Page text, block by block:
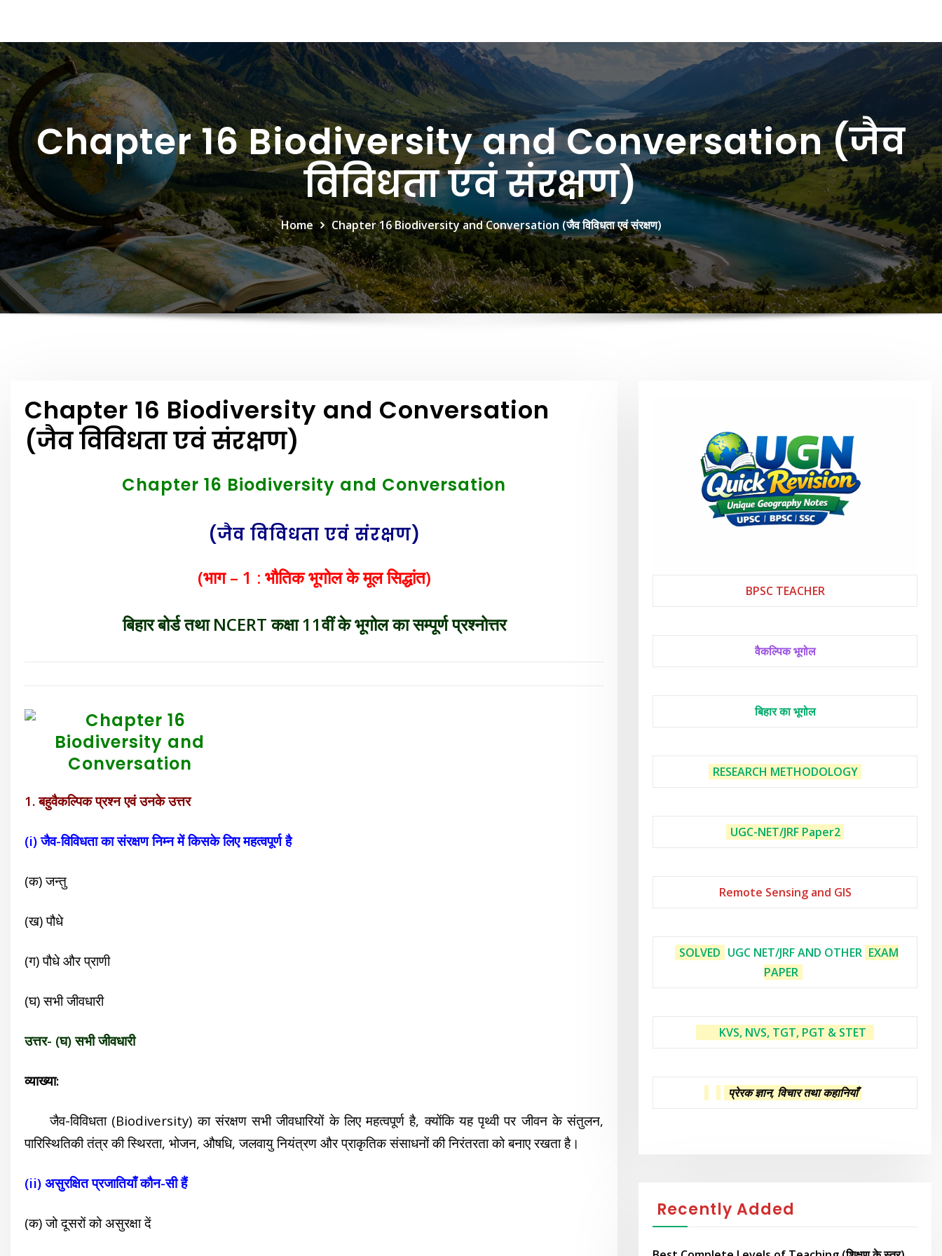
Chapter 16 Biodiversity and Conversation (जैव
विविधता एवं संरक्षण)
Home Chapter 16 Biodiversity and Conversation (जैव विविधता एवं संरक्षण)
Chapter 16 Biodiversity and Conversation
(जैव विविधता एवं संरक्षण)
Chapter 16 Biodiversity and Conversation
(जैव विविधता एवं संरक्षण)
(भाग – 1 : भौतिक भूगोल के मूल सिद्धांत)
बिहार बोर्ड तथा NCERT कक्षा 11वीं के भूगोल का सम्पूर्ण प्रश्नोत्तर
1. बहुवैकल्पिक प्रश्न एवं उनके उत्तर
(i) जैव-विविधता का संरक्षण निम्न में किसके लिए महत्वपूर्ण है
(क) जन्तु
(ख) पौधे
(ग) पौधे और प्राणी
(घ) सभी जीवधारी
उत्तर- (घ) सभी जीवधारी
व्याख्या:
जैव-विविधता (Biodiversity) का संरक्षण सभी जीवधारियों के लिए महत्वपूर्ण है, क्योंकि यह पृथ्वी पर जीवन के संतुलन,
पारिस्थितिकी तंत्र की स्थिरता, भोजन, औषधि, जलवायु नियंत्रण और प्राकृतिक संसाधनों की निरंतरता को बनाए रखता है।
(ii) असुरक्षित प्रजातियाँ कौन-सी हैं
(क) जो दूसरों को असुरक्षा दें
BPSC TEACHER
वैकल्पिक भूगोल
बिहार का भूगोल
RESEARCH METHODOLOGY
UGC-NET/JRF Paper2
Remote Sensing and GIS
SOLVED UGC NET/JRF AND OTHER EXAM
PAPER
KVS, NVS, TGT, PGT & STET
प्रेरक ज्ञान, विचार तथा कहानियाँ
Recently Added